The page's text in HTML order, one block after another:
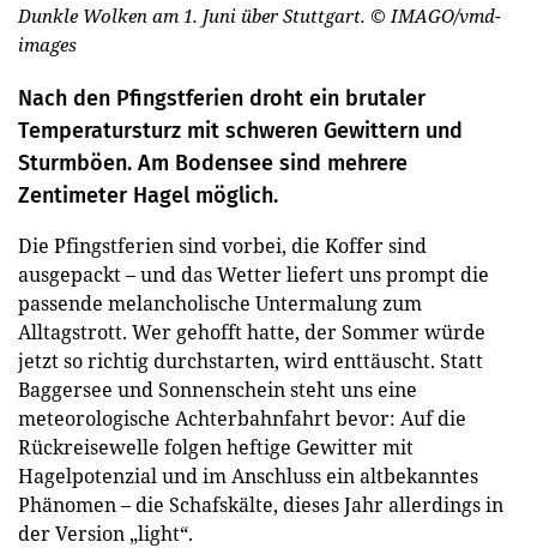
Dunkle Wolken am 1. Juni über Stuttgart. © IMAGO/vmd-
images
Nach den Pfingstferien droht ein brutaler
Temperatursturz mit schweren Gewittern und
Sturmböen. Am Bodensee sind mehrere
Zentimeter Hagel möglich.
Die Pfingstferien sind vorbei, die Koffer sind
ausgepackt – und das Wetter liefert uns prompt die
passende melancholische Untermalung zum
Alltagstrott. Wer gehofft hatte, der Sommer würde
jetzt so richtig durchstarten, wird enttäuscht. Statt
Baggersee und Sonnenschein steht uns eine
meteorologische Achterbahnfahrt bevor: Auf die
Rückreisewelle folgen heftige Gewitter mit
Hagelpotenzial und im Anschluss ein altbekanntes
Phänomen – die Schafskälte, dieses Jahr allerdings in
der Version „light“.